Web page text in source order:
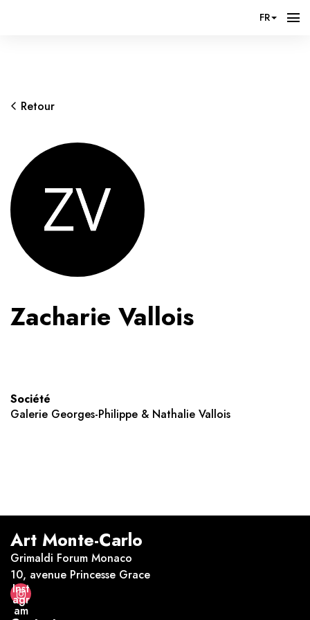
FR
Retour
Zacharie Vallois
Société
Galerie Georges-Philippe & Nathalie Vallois
Art Monte-Carlo
Grimaldi Forum Monaco
10, avenue Princesse Grace
Inst
agr
am